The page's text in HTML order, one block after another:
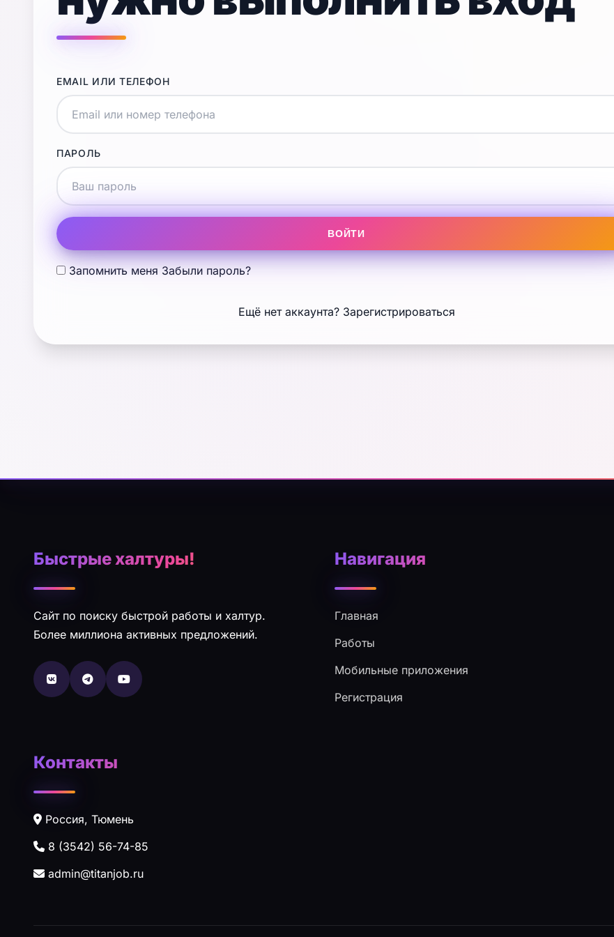
EMAIL ИЛИ ТЕЛЕФОН
ПАРОЛЬ
ВОЙТИ
Запомнить меня Забыли пароль?
Ещё нет аккаунта? Зарегистрироваться
Быстрые халтуры!
Сайт по поиску быстрой работы и халтур.
Более миллиона активных предложений.
Навигация
Главная
Работы
Мобильные приложения
Регистрация
Контакты
Россия, Тюмень
8 (3542) 56-74-85
admin@titanjob.ru